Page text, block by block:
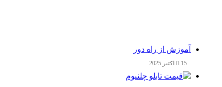
آموزش از راه دور
15 اکتبر 2025